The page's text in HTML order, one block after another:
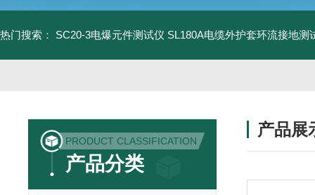
热门搜索： SC20-3电爆元件测试仪 SL180A电缆外护套环流接地测
PRODUCT CLASSIFICATION
产品分类
产品展